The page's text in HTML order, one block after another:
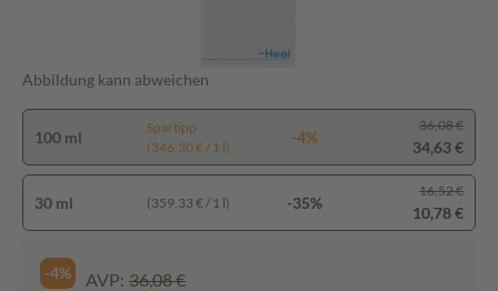
Abbildung kann abweichen
100 ml
Spartipp
(346,30 € / 1 l)
-4%
36,08 €
34,63 €
30 ml (359,33 € / 1 l) -35%
16,52 €
10,78 €
-4% AVP: 36,08 €